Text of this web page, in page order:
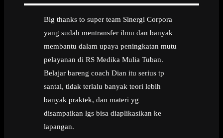
Big thanks to super team Sinergi Corpora
yang sudah mentransfer ilmu dan banyak
membantu dalam upaya peningkatan mutu
pelayanan di RS Medika Mulia Tuban.
Belajar bareng coach Dian itu serius tp
santai, tidak terlalu banyak teori lebih
banyak praktek, dan materi yg
disampaikan lgs bisa diaplikasikan ke
lapangan.